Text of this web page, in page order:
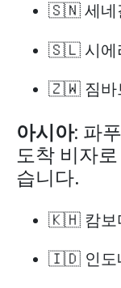
🇸🇳 세네
🇸🇱 시에
🇿🇼 짐바
아시아: 파
도착 비자
습니다.
🇰🇭 캄보
🇮🇩 인도